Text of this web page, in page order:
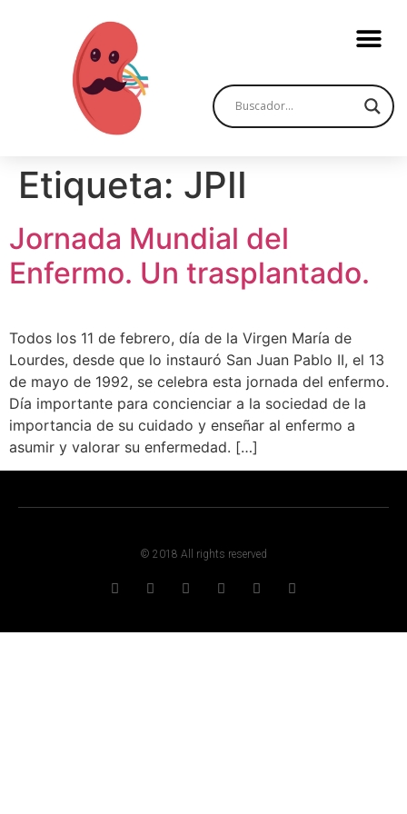
Etiqueta: JPII
Jornada Mundial del
Enfermo. Un trasplantado.
Todos los 11 de febrero, día de la Virgen María de
Lourdes, desde que lo instauró San Juan Pablo II, el 13
de mayo de 1992, se celebra esta jornada del enfermo.
Día importante para concienciar a la sociedad de la
importancia de su cuidado y enseñar al enfermo a
asumir y valorar su enfermedad. […]
© 2018 All rights reserved